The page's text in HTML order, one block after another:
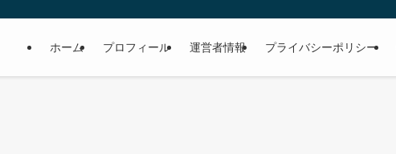
ホーム プロフィール 運営者情報 プライバシーポリシー